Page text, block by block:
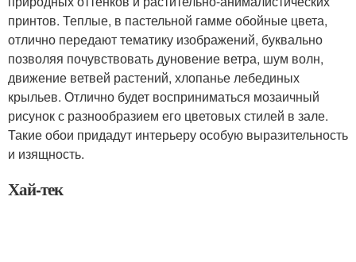
принтов. Теплые, в пастельной гамме обойные цвета,
отлично передают тематику изображений, буквально
позволяя почувствовать дуновение ветра, шум волн,
движение ветвей растений, хлопанье лебединых
крыльев. Отлично будет восприниматься мозаичный
рисунок с разнообразием его цветовых стилей в зале.
Такие обои придадут интерьеру особую выразительность
и изящность.
Хай-тек